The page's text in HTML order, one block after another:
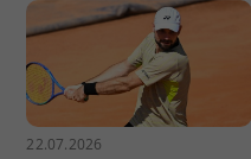
22.07.2026